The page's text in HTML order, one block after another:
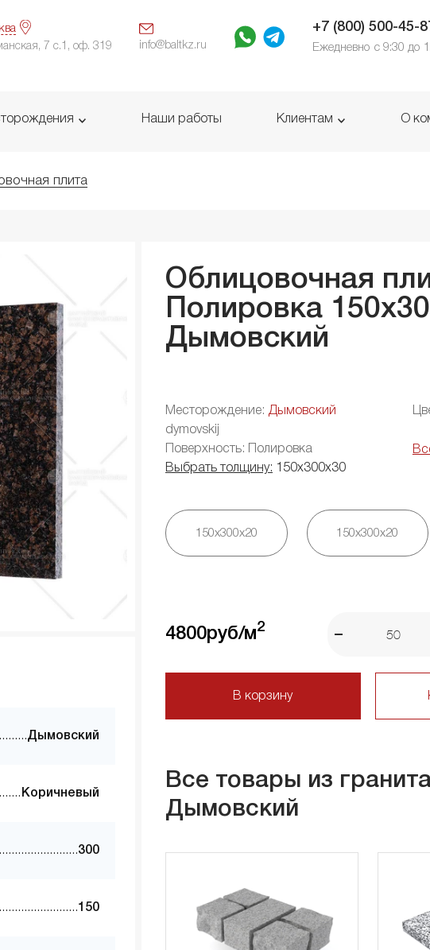
7 с.1, оф. 319 info@baltkz.ru
+7 (800) 500-45-
Ежедневно с 9:30 до
Наши работы Клиентам О
плита
Облицовочная
Полировка
Дымовский
Месторождение: Дымовский
dymovskij
Поверхность: Полировка
Выбрать толщину:
150х300х30
150х300х20 150х300х20
4800руб/м2
В корзину
Все товары из
Дымовский
Дымовский
Коричневый
300
150